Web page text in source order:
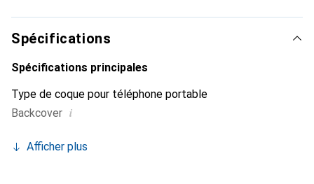
ses produits de haute qualité, la marque Noreve est un
choix fiable pour une clientèle exigeante.
Spécifications
Spécifications principales
Type de coque pour téléphone portable
Backcover i
Afficher plus